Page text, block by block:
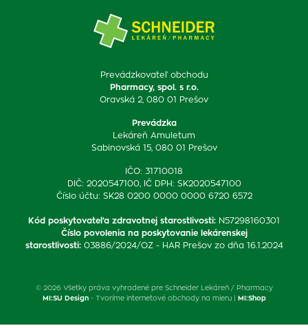
Prevádzkovateľ obchodu
Pharmacy, spol. s r.o.
Oravská 2, 080 01 Prešov
Prevádzka
Lekáreň Amuletum
Sabinovská 15, 080 01 Prešov
IČO: 31710018
DIČ: 2020547100, IČ DPH: SK2020547100
Číslo účtu: SK28 0200 0000 0000 6720 6572
Kód poskytovateľa zdravotnej starostlivosti: N57298160301
Číslo povolenia na poskytovanie lekárenskej
starostlivosti: 03886/2024/OZ - HAR Prešov zo dňa 16.1.2024
© 2026 Všetky práva vyhradené pre Schneider Lekáreň / Pharmacy
MI:SU Design- Tvoríme internetové obchody na mieru | MI:Shop